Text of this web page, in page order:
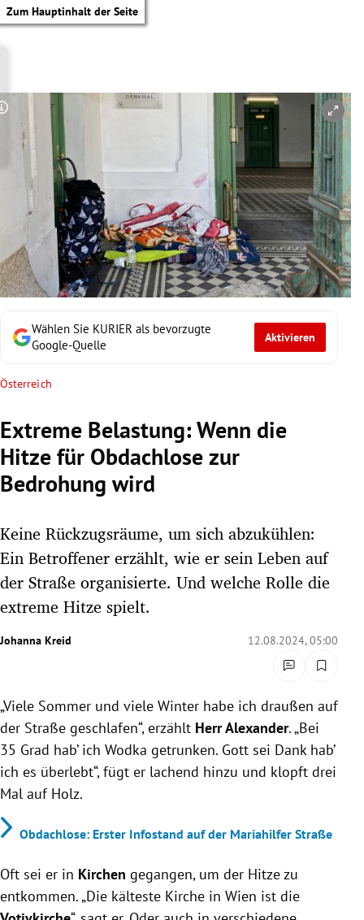
Zum Hauptinhalt der Seite
Untermenü
Untermenü
Untermenü
Untermenü
Untermenü
Untermenü
Untermenü
Wählen Sie KURIER als bevorzugte
Google-Quelle
Aktivieren
Österreich
Extreme Belastung: Wenn die
Hitze für Obdachlose zur
Bedrohung wird
Keine Rückzugsräume, um sich abzukühlen:
Ein Betroffener erzählt, wie er sein Leben auf
der Straße organisierte. Und welche Rolle die
extreme Hitze spielt.
Johanna Kreid 12.08.2024, 05:00
Copyright-Hinweis öffnen/schließen
„Viele Sommer und viele Winter habe ich draußen auf
der Straße geschlafen“, erzählt Herr Alexander. „Bei
35 Grad hab’ ich Wodka getrunken. Gott sei Dank hab’
ich es überlebt“, fügt er lachend hinzu und klopft drei
Mal auf Holz.
Obdachlose: Erster Infostand auf der Mariahilfer Straße
Oft sei er in Kirchen gegangen, um der Hitze zu
entkommen. „Die kälteste Kirche in Wien ist die